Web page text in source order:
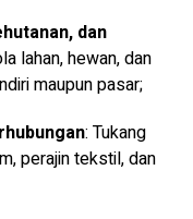
dan
lahan, hewan, dan
maupun pasar;
: Tukang
perajin tekstil, dan